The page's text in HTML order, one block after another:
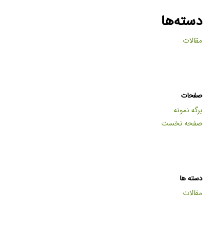
دسته‌ها
مقالات
صفحات
برگه نمونه
صفحه نخست
دسته ها
مقالات